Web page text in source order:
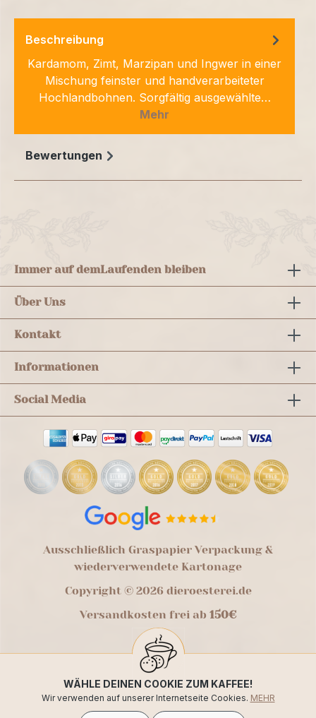
Beschreibung
Kardamom, Zimt, Marzipan und Ingwer in einer
Mischung feinster und handverarbeiteter
Hochlandbohnen. Sorgfältig ausgewählte…
Mehr
Bewertungen
Immer auf demLaufenden bleiben
Über Uns
Kontakt
Informationen
Social Media
Ausschließlich Graspapier Verpackung &
wiederverwendete Kartonage
Copyright © 2026 dieroesterei.de
Versandkosten frei ab 150€
WÄHLE DEINEN COOKIE ZUM KAFFEE!
Wir verwenden auf unserer Internetseite Cookies. MEHR